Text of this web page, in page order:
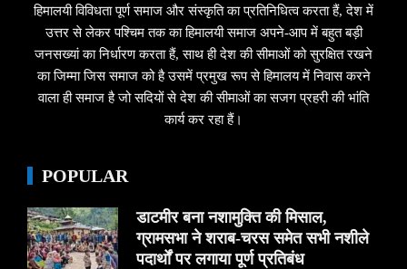
हिमालयी विविधता पूर्ण समाज और संस्कृति का प्रतिनिधित्व करता हैं, देश में
उत्तर से लेकर पश्चिम तक का हिमालयी समाज अपने-आप में बहुत बड़ी
जनसख्यां का निर्धारण करता हैं, साथ ही देश की सीमाओं को सुरक्षित रखने
का जिम्मा जिस समाज को है उसमें प्रमुख रूप से हिमालय में निवास करने
वाला ही समाज है जो सदियों से देश की सीमाओं का सजग प्रहरी की भांति
कार्य कर रहा हैं।
POPULAR
डाटमीर बना नशामुक्ति की मिसाल,
ग्रामसभा ने शराब-चरस समेत सभी नशीले
पदार्थों पर लगाया पूर्ण प्रतिबंध